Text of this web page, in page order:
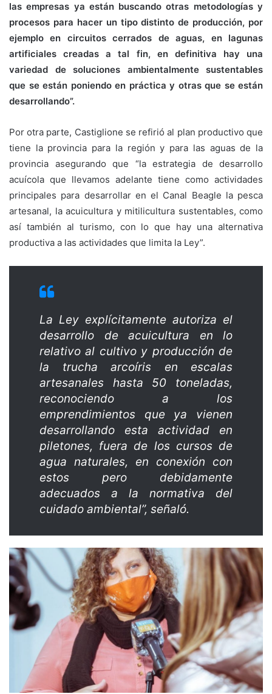
las empresas ya están buscando otras metodologías y
procesos para hacer un tipo distinto de producción, por
ejemplo en circuitos cerrados de aguas, en lagunas
artificiales creadas a tal fin, en definitiva hay una
variedad de soluciones ambientalmente sustentables
que se están poniendo en práctica y otras que se están
desarrollando”.
Por otra parte, Castiglione se refirió al plan productivo que
tiene la provincia para la región y para las aguas de la
provincia asegurando que “la estrategia de desarrollo
acuícola que llevamos adelante tiene como actividades
principales para desarrollar en el Canal Beagle la pesca
artesanal, la acuicultura y mitilicultura sustentables, como
así también al turismo, con lo que hay una alternativa
productiva a las actividades que limita la Ley”.
La Ley explícitamente autoriza el
desarrollo de acuicultura en lo
relativo al cultivo y producción de
la trucha arcoíris en escalas
artesanales hasta 50 toneladas,
reconociendo a los
emprendimientos que ya vienen
desarrollando esta actividad en
piletones, fuera de los cursos de
agua naturales, en conexión con
estos pero debidamente
adecuados a la normativa del
cuidado ambiental”, señaló.